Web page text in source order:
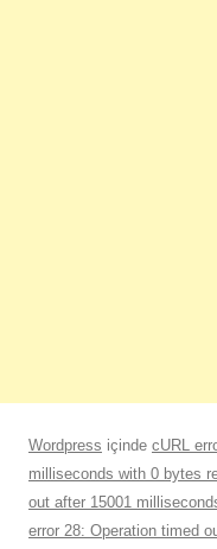
Wordpress içinde cURL
milliseconds with 0 bytes
out after 15001
error 28: Operation timed